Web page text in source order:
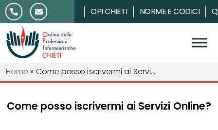
Salta al contenuto
OPI CHIETI NORME E CODICI
Home » Come posso iscrivermi ai Servi...
Come posso iscrivermi ai Servizi Online?